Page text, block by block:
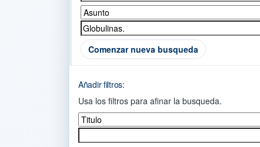
Comenzar nueva busqueda
Añadir filtros:
Usa los filtros para afinar la busqueda.